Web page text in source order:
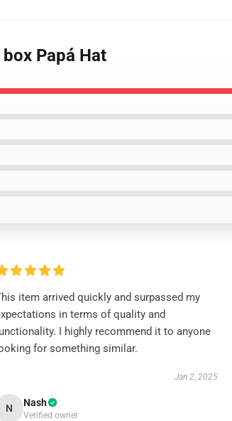
Papá Hat
item arrived quickly and surpassed my
in terms of quality and
I highly recommend it to anyone
for something similar.
Jan 2, 2025
N Nash
Verified owner